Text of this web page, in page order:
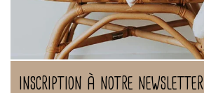
inscription à notre newsletter